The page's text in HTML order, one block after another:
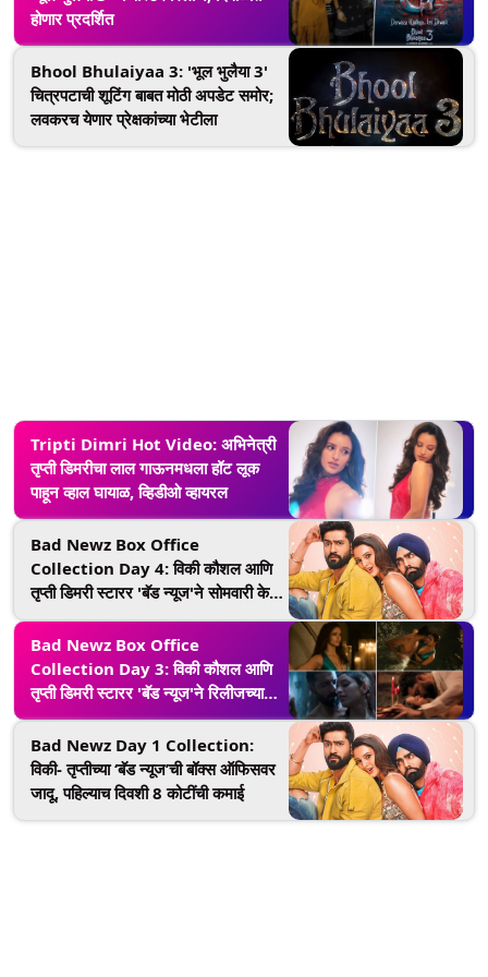
होणार प्रदर्शित
Bhool Bhulaiyaa 3: 'भूल भुलैया 3'
चित्रपटाची शूटिंग बाबत मोठी अपडेट समोर;
लवकरच येणार प्रेक्षकांच्या भेटीला
Tripti Dimri Hot Video: अभिनेत्री
तृप्ती डिमरीचा लाल गाऊनमधला हॉट लूक
पाहून व्हाल घायाळ, व्हिडीओ व्हायरल
Bad Newz Box Office
Collection Day 4: विकी कौशल आणि
तृप्ती डिमरी स्टारर 'बॅड न्यूज'ने सोमवारी केला
3 कोटींहून अधिकचा व्यवसाय, जाणून घ्या
चित्रपटाची एकूण कमाई
Bad Newz Box Office
Collection Day 3: विकी कौशल आणि
तृप्ती डिमरी स्टारर 'बॅड न्यूज'ने रिलीजच्या
तिसऱ्या दिवशी केला 11 कोटींहून अधिकचा
व्यवसाय
Bad Newz Day 1 Collection:
विकी- तृप्तीच्या ‘बॅड न्यूज’ची बॉक्स ऑफिसवर
जादू, पहिल्याच दिवशी 8 कोटींची कमाई